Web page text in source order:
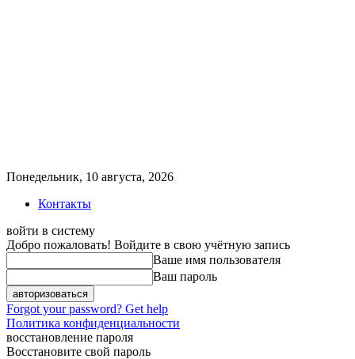
Понедельник, 10 августа, 2026
Контакты
войти в систему
Добро пожаловать! Войдите в свою учётную запись
Ваше имя пользователя
Ваш пароль
Forgot your password? Get help
Политика конфиденциальности
восстановление пароля
Восстановите свой пароль